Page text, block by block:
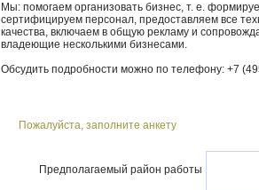
Мы: помогаем организовать бизнес, т. е.
сертифицируем персонал, предоставляем все
качества, включаем в общую рекламу и
владеющие несколькими бизнесами.
Обсудить подробности можно по телефону: +7
Пожалуйста, заполните анкету
Предполагаемый район работы